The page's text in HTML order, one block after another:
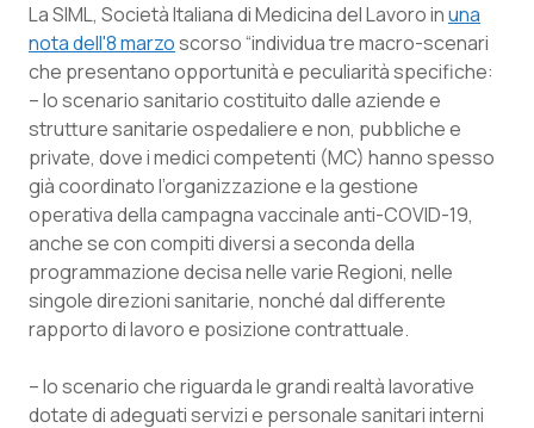
Tumori del Polmone & Testa Collo
Tumori gastrointestinali
Ulcera & Reflusso
Vaccini
La SIML, Società Italiana di Medicina del Lavoro inuna
nota dell'8 marzoscorso“individua tre macro-scenari
che presentano opportunità e peculiarità specifiche:
– lo scenario sanitario costituito dalle aziende e
strutture sanitarie ospedaliere e non, pubbliche e
private, dove i medici competenti (MC) hanno spesso
già coordinato l’organizzazione e la gestione
operativa della campagna vaccinale anti-COVID-19,
anche se con compiti diversi a seconda della
programmazione decisa nelle varie Regioni, nelle
singole direzioni sanitarie, nonché dal differente
rapporto di lavoro e posizione contrattuale.
– lo scenario che riguarda le grandi realtà lavorative
dotate di adeguati servizi e personale sanitari interni